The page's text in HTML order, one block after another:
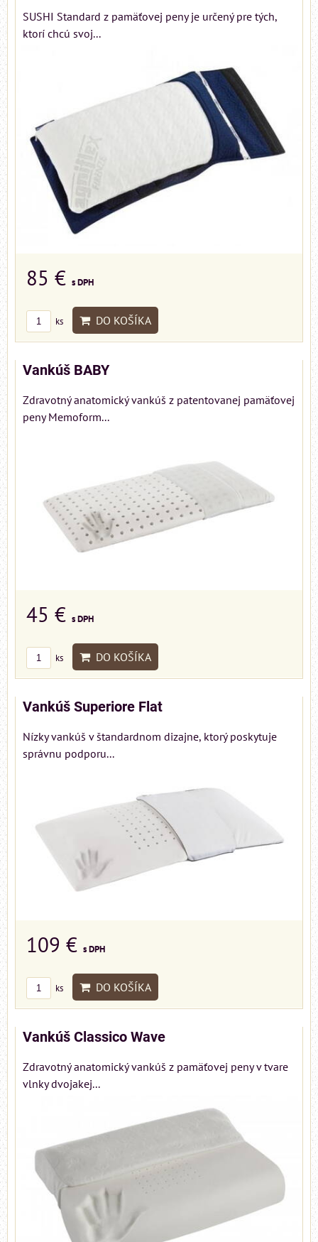
SUSHI Standard z pamäťovej peny je určený pre tých,
ktorí chcú svoj...
85 € s DPH
ks DO KOŠÍKA
Vankúš BABY
Zdravotný anatomický vankúš z patentovanej pamäťovej
peny Memoform...
45 € s DPH
ks DO KOŠÍKA
Vankúš Superiore Flat
Nízky vankúš v štandardnom dizajne, ktorý poskytuje
správnu podporu...
109 € s DPH
ks DO KOŠÍKA
Vankúš Classico Wave
Zdravotný anatomický vankúš z pamäťovej peny v tvare
vlnky dvojakej...